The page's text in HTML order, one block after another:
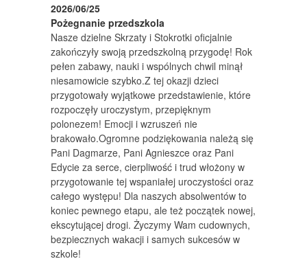
2026/06/25
Pożegnanie przedszkola
Nasze dzielne Skrzaty i Stokrotki oficjalnie
zakończyły swoją przedszkolną przygodę! Rok
pełen zabawy, nauki i wspólnych chwil minął
niesamowicie szybko.Z tej okazji dzieci
przygotowały wyjątkowe przedstawienie, które
rozpoczęły uroczystym, przepięknym
polonezem! Emocji i wzruszeń nie
brakowało.Ogromne podziękowania należą się
Pani Dagmarze, Pani Agnieszce oraz Pani
Edycie za serce, cierpliwość i trud włożony w
przygotowanie tej wspaniałej uroczystości oraz
całego występu! Dla naszych absolwentów to
koniec pewnego etapu, ale też początek nowej,
ekscytującej drogi. Życzymy Wam cudownych,
bezpiecznych wakacji i samych sukcesów w
szkole!